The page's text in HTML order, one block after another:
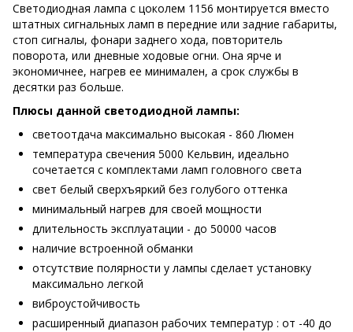
Светодиодная лампа с цоколем 1156 монтируется вместо
штатных сигнальных ламп в передние или задние габариты,
стоп сигналы, фонари заднего хода, повторитель
поворота, или дневные ходовые огни. Она ярче и
экономичнее, нагрев ее минимален, а срок службы в
десятки раз больше.
Плюсы данной светодиодной лампы:
светоотдача максимально высокая - 860 Люмен
температура свечения 5000 Кельвин, идеально
сочетается с комплектами ламп головного света
свет белый сверхъяркий без голубого оттенка
минимальный нагрев для своей мощности
длительность эксплуатации - до 50000 часов
наличие встроенной обманки
отсутствие полярности у лампы сделает установку
максимально легкой
виброустойчивость
расширенный диапазон рабочих температур : от -40 до